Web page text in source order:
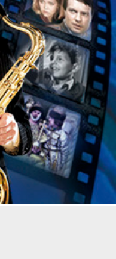
отказом от
и
наблюдать, но и
перформер,
танцовщица. В ее
синтетические
танца с медиа- и
года она основатель
Саша Вотская,
Леничко